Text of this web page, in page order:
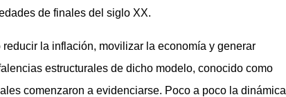
de finales del siglo XX.
la inflación, movilizar la economía y generar
estructurales de dicho modelo, conocido como
comenzaron a evidenciarse. Poco a poco la dinámica